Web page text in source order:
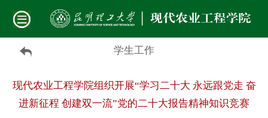
学生工作
现代农业工程学院组织开展“学习二十大 永远跟党走 奋
进新征程 创建双一流”党的二十大报告精神知识竞赛